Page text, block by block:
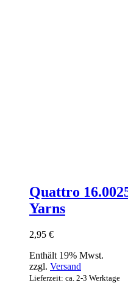
Quattro
Yarns
2,95 €
Enthält 19% Mwst.
zzgl. Versand
Lieferzeit: ca. 2-3 Werktage